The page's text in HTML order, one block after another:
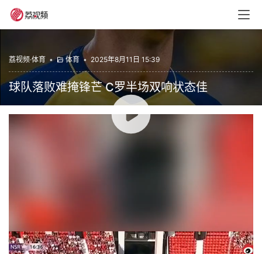
荔视频·体育 • 体育 • 2025年8月11日 15:39
球队落败难掩锋芒 C罗半场双响状态佳
00:00 / 00:21
8月11日，利雅得胜利在热身赛中以2-3不敌西乙球队阿尔
赞(0)